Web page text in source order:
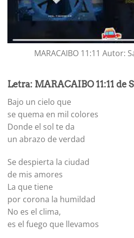
MARACAIBO 11:11 Autor:
Letra: MARACAIBO 11:11 de
Bajo un cielo que
se quema en mil colores
Donde el sol te da
un abrazo de verdad
Se despierta la ciudad
de mis amores
La que tiene
por corona la humildad
No es el clima,
es el fuego que llevamos